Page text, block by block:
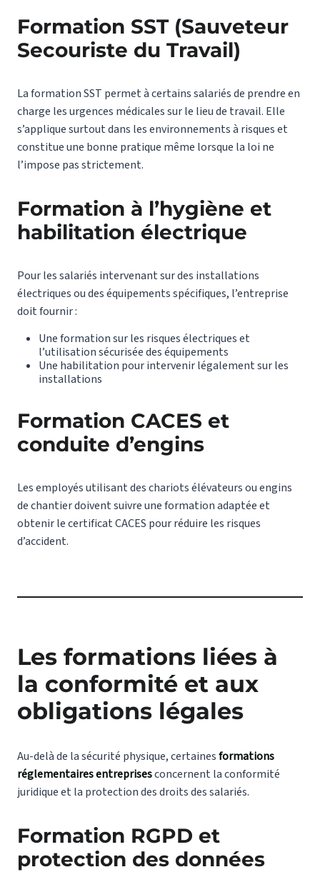
Formation SST (Sauveteur
Secouriste du Travail)
La formation SST permet à certains salariés de prendre en
charge les urgences médicales sur le lieu de travail. Elle
s’applique surtout dans les environnements à risques et
constitue une bonne pratique même lorsque la loi ne
l’impose pas strictement.
Formation à l’hygiène et
habilitation électrique
Pour les salariés intervenant sur des installations
électriques ou des équipements spécifiques, l’entreprise
doit fournir :
Une formation sur les risques électriques et
l’utilisation sécurisée des équipements
Une habilitation pour intervenir légalement sur les
installations
Formation CACES et
conduite d’engins
Les employés utilisant des chariots élévateurs ou engins
de chantier doivent suivre une formation adaptée et
obtenir le certificat CACES pour réduire les risques
d’accident.
Les formations liées à
la conformité et aux
obligations légales
Au-delà de la sécurité physique, certainesformations
réglementaires entreprisesconcernent la conformité
juridique et la protection des droits des salariés.
Formation RGPD et
protection des données